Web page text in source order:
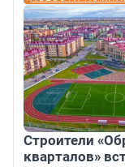
Строители
кварталов»